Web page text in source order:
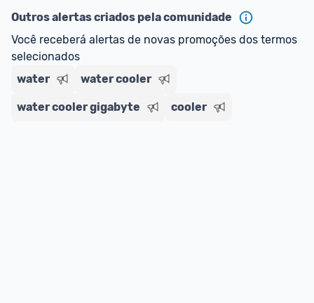
Outros alertas criados pela comunidade
Você receberá alertas de novas promoções dos termos
selecionados
water
water cooler
water cooler gigabyte cooler